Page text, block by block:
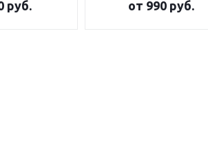
руб. от 990 руб.